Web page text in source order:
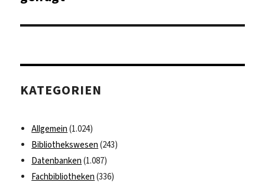
KATEGORIEN
Allgemein (1.024)
Bibliothekswesen (243)
Datenbanken (1.087)
Fachbibliotheken (336)